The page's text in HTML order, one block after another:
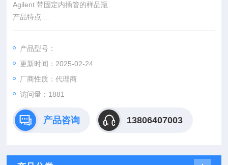
Agilent 带固定内插管的样品瓶
产品特点:
• 标准尺寸12 x 32 mm
• 残留体积低，适用于样品量小的分析
• 与标准密封件兼容
• 容易操作
产品型号：
更新时间：2025-02-24
厂商性质：代理商
访问量：1881
产品咨询 13806407003